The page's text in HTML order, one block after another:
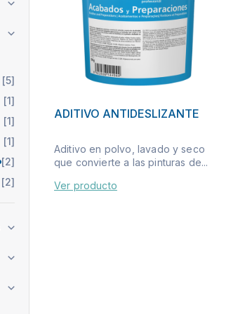
[5]
[1]
[1]
[1]
[2]
[2]
ADITIVO ANTIDESLIZANTE
Aditivo en polvo, lavado y seco
que convierte a las pinturas de...
Ver producto